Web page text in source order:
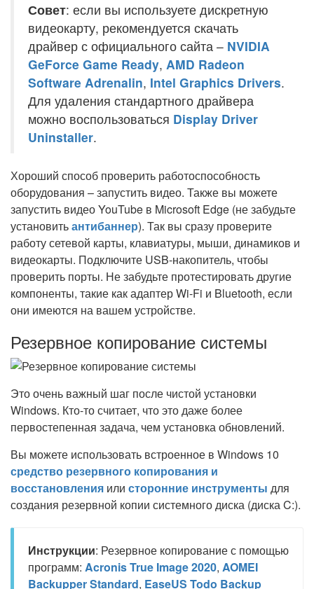
Совет: если вы используете дискретную
видеокарту, рекомендуется скачать
драйвер с официального сайта – NVIDIA
GeForce Game Ready, AMD Radeon
Software Adrenalin, Intel Graphics Drivers.
Для удаления стандартного драйвера
можно воспользоваться Display Driver
Uninstaller.
Хороший способ проверить работоспособность
оборудования – запустить видео. Также вы можете
запустить видео YouTube в Microsoft Edge (не забудьте
установитьантибаннер). Так вы сразу проверите
работу сетевой карты, клавиатуры, мыши, динамиков и
видеокарты. Подключите USB-накопитель, чтобы
проверить порты. Не забудьте протестировать другие
компоненты, такие как адаптер Wi-Fi и Bluetooth, если
они имеются на вашем устройстве.
Резервное копирование системы
Это очень важный шаг после чистой установки
Windows. Кто-то считает, что это даже более
первостепенная задача, чем установка обновлений.
Вы можете использовать встроенное в Windows 10
средство резервного копирования и
восстановления или сторонние инструменты для
создания резервной копии системного диска (диска C:).
Инструкции: Резервное копирование с помощью
программ: Acronis True Image 2020, AOMEI
Backupper Standard, EaseUS Todo Backup